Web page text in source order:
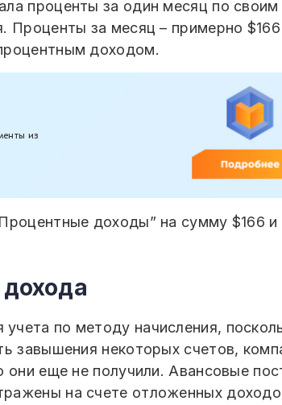
проценты за один месяц по
Проценты за месяц – примерно
доходом.
из
доходы” на сумму $166
по методу начисления,
завышения некоторых счетов,
еще не получили. Авансовые
на счете отложенных